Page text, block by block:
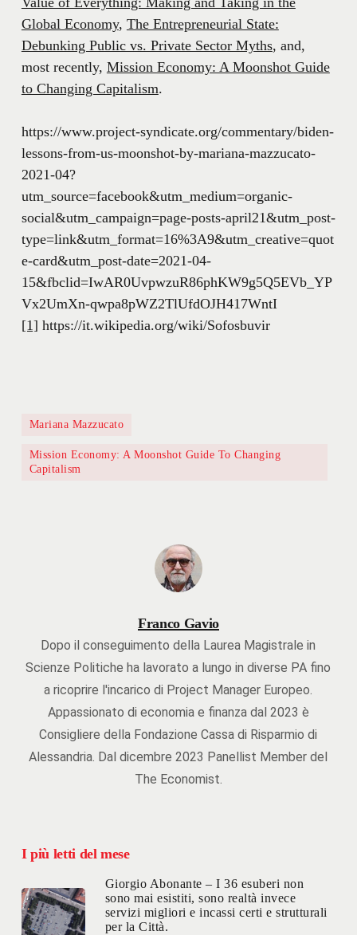
Global Economy, The Entrepreneurial State:
Debunking Public vs. Private Sector Myths, and,
most recently, Mission Economy: A Moonshot Guide
to Changing Capitalism.
https://www.project-syndicate.org/commentary/biden-
lessons-from-us-moonshot-by-mariana-mazzucato-
2021-04?
utm_source=facebook&utm_medium=organic-
social&utm_campaign=page-posts-april21&utm_post-
type=link&utm_format=16%3A9&utm_creative=quot
e-card&utm_post-date=2021-04-
15&fbclid=IwAR0UvpwzuR86phKW9g5Q5EVb_YP
Vx2UmXn-qwpa8pWZ2TlUfdOJH417WntI
[1] https://it.wikipedia.org/wiki/Sofosbuvir
Mariana Mazzucato
Mission Economy: A Moonshot Guide To Changing
Capitalism
Franco Gavio
Dopo il conseguimento della Laurea Magistrale in
Scienze Politiche ha lavorato a lungo in diverse PA fino
a ricoprire l'incarico di Project Manager Europeo.
Appassionato di economia e finanza dal 2023 è
Consigliere della Fondazione Cassa di Risparmio di
Alessandria. Dal dicembre 2023 Panellist Member del
The Economist.
I più letti del mese
Giorgio Abonante – I 36 esuberi non
sono mai esistiti, sono realtà invece
servizi migliori e incassi certi e strutturali
per la Città.